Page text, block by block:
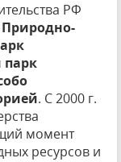
РФ
Природно-
. С 2000 г.
момент
ресурсов и